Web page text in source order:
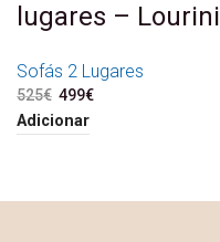
lugares – Lourini
Sofás 2 Lugares
525€ O preço original era:
525€.
499€
Adicionar